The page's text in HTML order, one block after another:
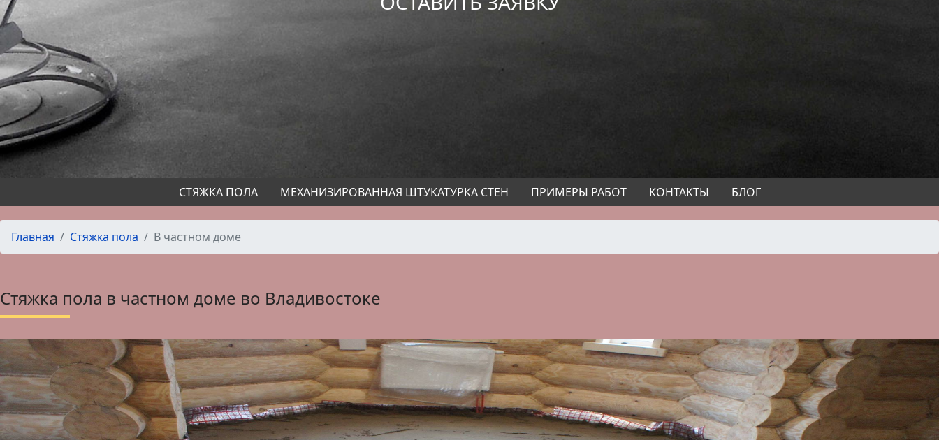
СТЯЖКА ПОЛА МЕХАНИЗИРОВАННАЯ ШТУКАТУРКА СТЕН ПРИМЕРЫ РАБОТ КОНТАКТЫ БЛОГ
Главная Стяжка пола В частном доме
Стяжка пола в частном доме во Владивостоке